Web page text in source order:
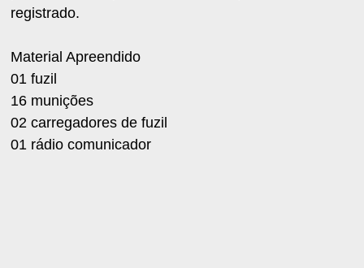
registrado.
Material Apreendido
01 fuzil
16 munições
02 carregadores de fuzil
01 rádio comunicador